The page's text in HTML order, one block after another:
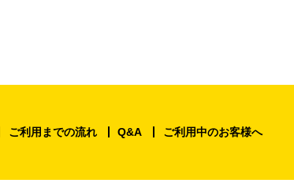
ご利用までの流れ Q&A ご利用中のお客様へ